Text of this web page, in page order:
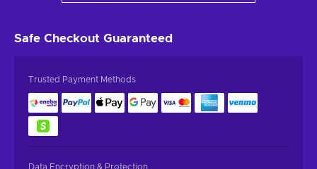
Safe Checkout Guaranteed
Trusted Payment Methods
Data Encryption & Protection